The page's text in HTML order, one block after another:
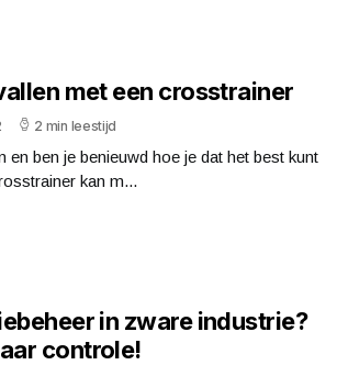
met een crosstrainer
2 min leestijd
en ben je benieuwd hoe je dat het best kunt
kan m...
in zware industrie?
controle!